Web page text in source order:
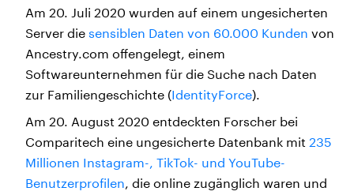
Am 20. Juli 2020 wurden auf einem ungesicherten
Server die sensiblen Daten von 60.000 Kunden von
Ancestry.com offengelegt, einem
Softwareunternehmen für die Suche nach Daten
zur Familiengeschichte (IdentityForce).
Am 20. August 2020 entdeckten Forscher bei
Comparitech eine ungesicherte Datenbank mit 235
Millionen Instagram-, TikTok- und YouTube-
Benutzerprofilen, die online zugänglich waren und